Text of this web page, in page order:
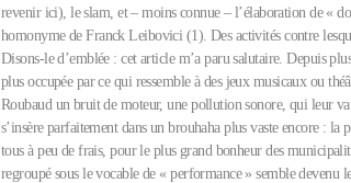
revenir ici), le slam, et – moins connue – l’élaboration de «
homonyme de Franck Leibovici (1). Des activités contre
Disons-le d’emblée : cet article m’a paru salutaire. Depuis
plus occupée par ce qui ressemble à des jeux musicaux ou
Roubaud un bruit de moteur, une pollution sonore, qui leur
s’insère parfaitement dans un brouhaha plus vaste encore :
tous à peu de frais, pour le plus grand bonheur des
regroupé sous le vocable de « performance » semble devenu